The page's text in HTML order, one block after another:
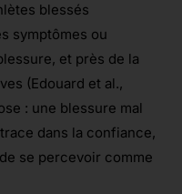
blessés
symptômes ou
et près de la
(Edouard et al.,
: une blessure mal
dans la confiance,
se percevoir comme